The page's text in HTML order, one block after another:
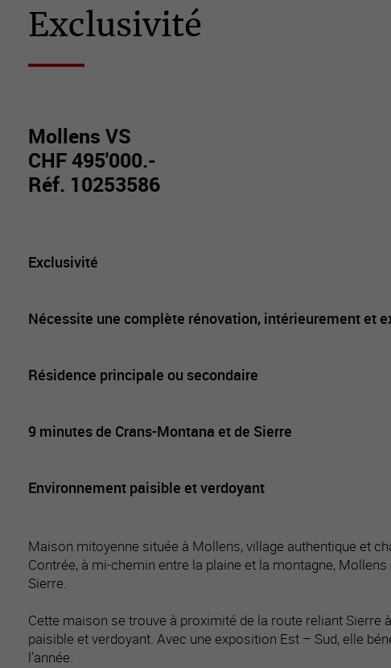
Exclusivité
Mollens VS
CHF 495'000.-
Réf. 10253586
Exclusivité
Nécessite une complète rénovation, intérieurement et
Résidence principale ou secondaire
9 minutes de Crans-Montana et de Sierre
Environnement paisible et verdoyant
Maison mitoyenne située à Mollens, village authentique et
Contrée, à mi-chemin entre la plaine et la montagne,
Sierre.
Cette maison se trouve à proximité de la route reliant Sierre
paisible et verdoyant. Avec une exposition Est – Sud, elle
l’année.